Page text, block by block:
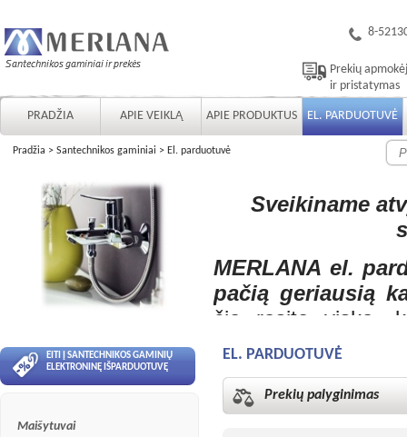
8-
Prekių
ir pristatymas
PRADŽIA APIE VEIKLĄ APIE PRODUKTUS EL. PARDUOTUVĖ
Pradžia > Santechnikos gaminiai > El. parduotuvė
Sveikiname
MERLANA el.
pačią geriausią
čia rasite viską,
geriausią kainos-
darome viską,
greitas, patogus ir
EITI Į SANTECHNIKOS GAMINIŲ
ELEKTRONINĘ IŠPARDUOTUVĘ
Maišytuvai
EL. PARDUOTUVĖ
Prekių palyginimas